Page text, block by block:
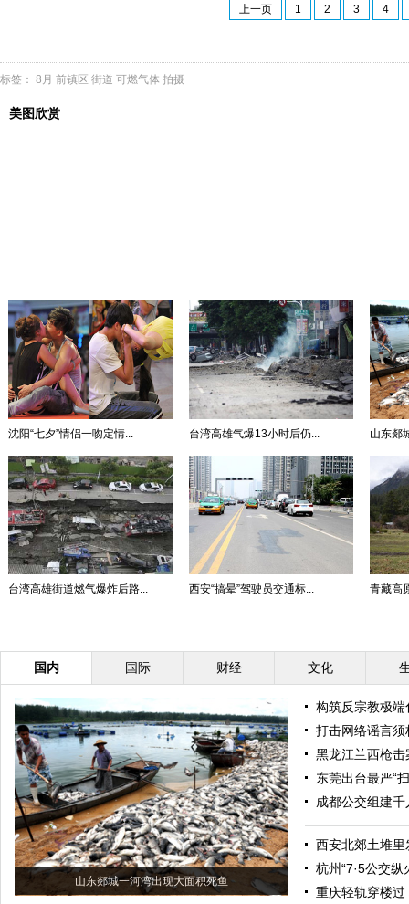
上一页 1 2 3 4
标签： 8月 前镇区 街道 可燃气体 拍摄
美图欣赏
沈阳“七夕”情侣一吻定情... 台湾高雄气爆13小时后仍... 山东郯
台湾高雄街道燃气爆炸后路... 西安“搞晕”驾驶员交通标... 青藏高
国内 国际 财经 文化
山东郯城一河湾出现大面积死鱼
构筑反宗教极端
打击网络谣言须
黑龙江兰西枪
东莞出台最严“
成都公交组建
西安北郊土堆里
杭州“7·5公交
重庆轻轨穿楼